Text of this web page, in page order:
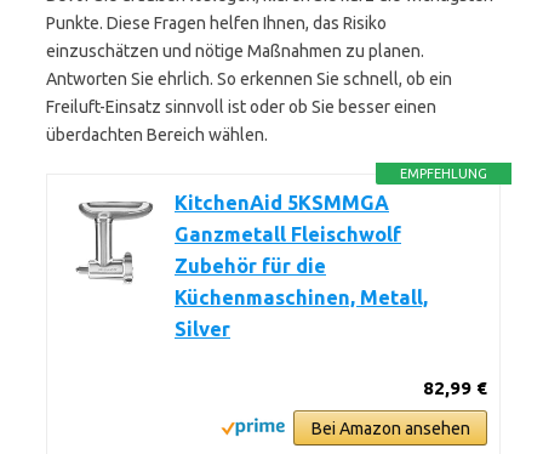
Punkte. Diese Fragen helfen Ihnen, das Risiko
einzuschätzen und nötige Maßnahmen zu planen.
Antworten Sie ehrlich. So erkennen Sie schnell, ob ein
Freiluft-Einsatz sinnvoll ist oder ob Sie besser einen
überdachten Bereich wählen.
EMPFEHLUNG
KitchenAid 5KSMMGA
Ganzmetall Fleischwolf
Zubehör für die
Küchenmaschinen, Metall,
Silver
82,99 €
Bei Amazon ansehen